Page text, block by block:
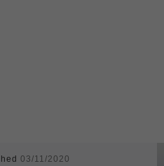
03/11/2020